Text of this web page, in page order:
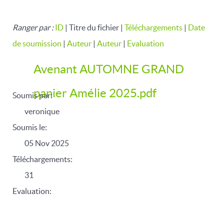
Ranger par :ID | Titre du fichier | Téléchargements | Date
de soumission | Auteur | Auteur | Evaluation
Avenant AUTOMNE GRAND
panier Amélie 2025.pdf
Soumis par:
veronique
Soumis le:
05 Nov 2025
Téléchargements:
31
Evaluation: